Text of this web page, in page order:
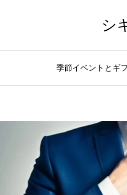
シ
季節イベントとギ